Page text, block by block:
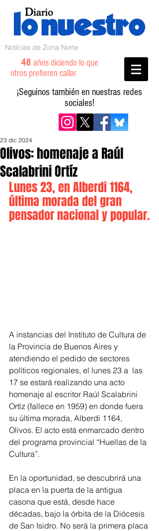
Noticias de Zona Norte
48 años diciendo lo que
otros prefieren callar
¡Seguinos también en nuestras redes
sociales!
Olivos: homenaje a Raúl
Scalabrini Ortíz
23 dic 2024
Lunes 23, en Alberdi 1164,
última morada del gran
pensador nacional y popular.
A instancias del Instituto de Cultura de
la Provincia de Buenos Aires y
atendiendo el pedido de sectores
políticos regionales, el lunes 23 a  las
17 se estará realizando una acto
homenaje al escritor Raúl Scalabrini
Ortíz (fallece en 1959) en donde fuera
su última morada, Alberdi 1164,
Olivos. El acto está enmarcado dentro
del programa provincial “Huellas de la
Cultura”.
En la oportunidad, se descubrirá una
placa en la puerta de la antigua
casona que está, desde hace
décadas, bajo la órbita de la Diócesis
de San Isidro. No será la primera placa